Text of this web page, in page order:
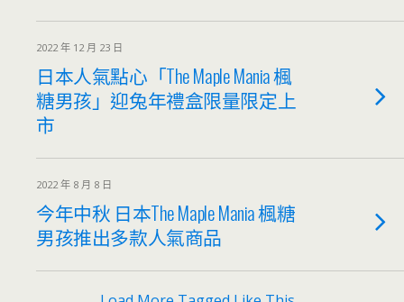
2022 年 12 月 23 日
日本人氣點心「The Maple Mania 楓
糖男孩」迎兔年禮盒限量限定上
市
2022 年 8 月 8 日
今年中秋 日本The Maple Mania 楓糖
男孩推出多款人氣商品